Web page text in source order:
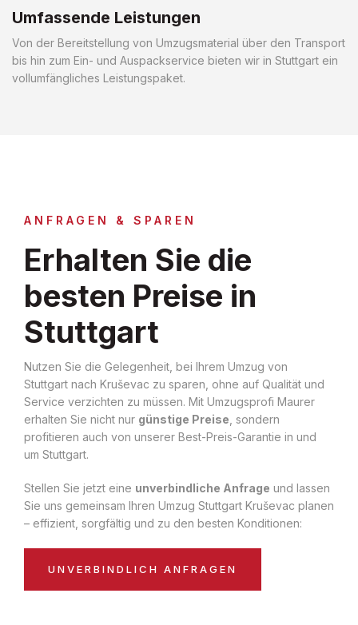
Umfassende Leistungen
Von der Bereitstellung von Umzugsmaterial über den Transport
bis hin zum Ein- und Auspackservice bieten wir in Stuttgart ein
vollumfängliches Leistungspaket.
ANFRAGEN & SPAREN
Erhalten Sie die
besten Preise in
Stuttgart
Nutzen Sie die Gelegenheit, bei Ihrem Umzug von
Stuttgart nach Kruševac zu sparen, ohne auf Qualität und
Service verzichten zu müssen. Mit Umzugsprofi Maurer
erhalten Sie nicht nur günstige Preise , sondern
profitieren auch von unserer Best-Preis-Garantie in und
um Stuttgart.
Stellen Sie jetzt eine unverbindliche Anfrage und lassen
Sie uns gemeinsam Ihren Umzug Stuttgart Kruševac planen
– effizient, sorgfältig und zu den besten Konditionen:
UNVERBINDLICH ANFRAGEN